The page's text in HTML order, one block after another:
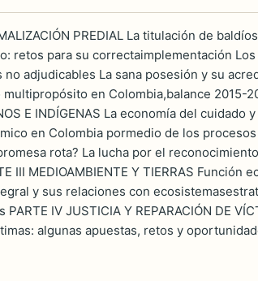
PREDIAL La titulación de
retos para su correctaimplementación
adjudicables La sana posesión y su
en Colombia,balance 2015-
E INDÍGENAS La economía del
en Colombia pormedio de los
rota? La lucha por el
III MEDIOAMBIENTE Y TIERRAS
y sus relaciones con
IV JUSTICIA Y REPARACIÓN DE
algunas apuestas, retos y